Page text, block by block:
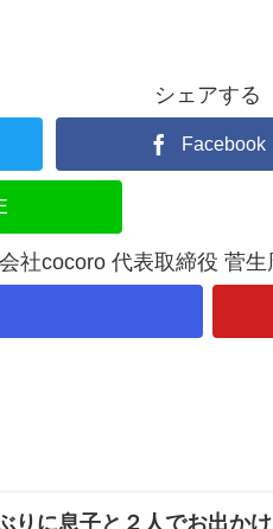
シェアする
Facebook
社cocoro 代表取締役 菅
りに息子と２人でお出かけ